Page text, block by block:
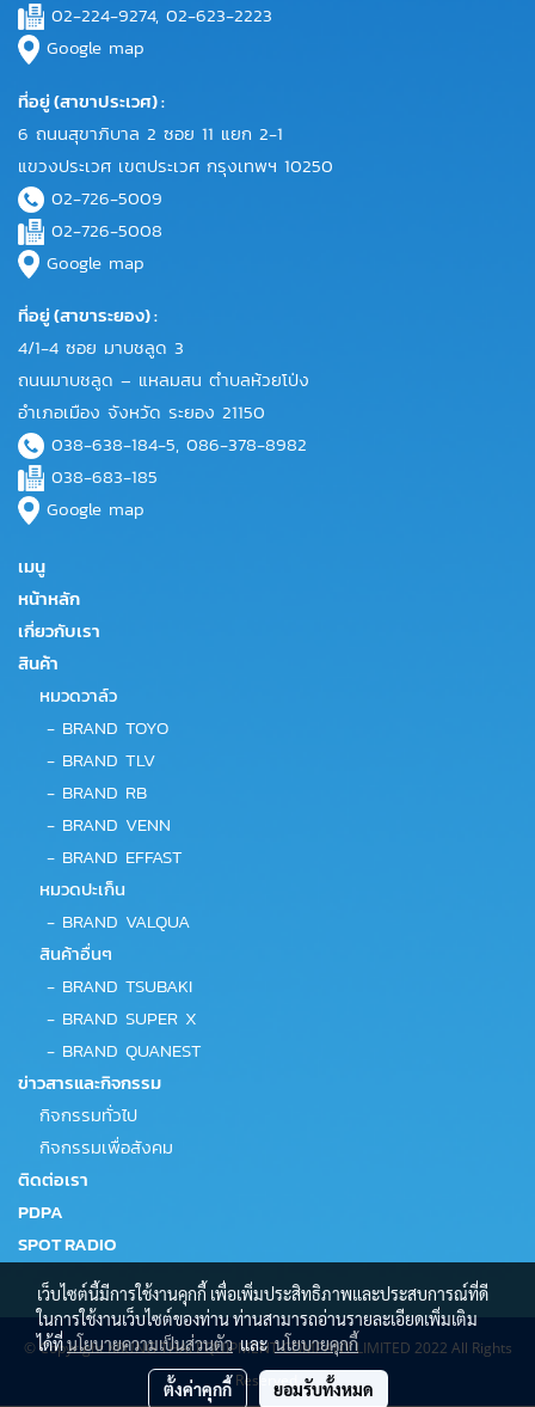
02-224-9274, 02-623-2223
Google map
ที่อยู่ (สาขาประเวศ) :
6 ถนนสุขาภิบาล 2 ซอย 11 แยก 2-1
แขวงประเวศ เขตประเวศ กรุงเทพฯ 10250
02-726-5009
02-726-5008
Google map
ที่อยู่ (สาขาระยอง) :
4/1-4 ซอย มาบชลูด 3
ถนนมาบชลูด – แหลมสน ตำบลห้วยโป่ง
อำเภอเมือง จังหวัด ระยอง 21150
038-638-184-5, 086-378-8982
038-683-185
Google map
เมนู
หน้าหลัก
เกี่ยวกับเรา
สินค้า
หมวดวาล์ว
- BRAND TOYO
- BRAND TLV
- BRAND RB
- BRAND VENN
- BRAND EFFAST
หมวดปะเก็น
- BRAND VALQUA
สินค้าอื่นๆ
- BRAND TSUBAKI
- BRAND SUPER X
- BRAND QUANEST
ข่าวสารและกิจกรรม
กิจกรรมทั่วไป
กิจกรรมเพื่อสังคม
ติดต่อเรา
PDPA
SPOT RADIO
© Copyright KRUNG THAI EQUIPMENT COMPANY LIMITED 2022 All Rights
Reserved.
เว็บไซต์นี้มีการใช้งานคุกกี้ เพื่อเพิ่มประสิทธิภาพและประสบการณ์ที่ดี
ในการใช้งานเว็บไซต์ของท่าน ท่านสามารถอ่านรายละเอียดเพิ่มเติม
ได้ที่นโยบายความเป็นส่วนตัวและนโยบายคุกกี้
ตั้งค่าคุกกี้ ยอมรับทั้งหมด